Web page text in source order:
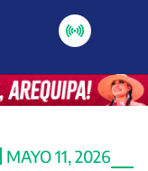
MAYO 11, 2026